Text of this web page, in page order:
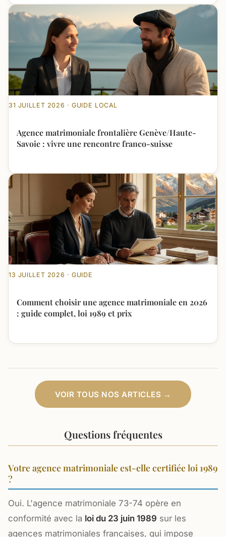
31 JUILLET 2026 · GUIDE LOCAL
Agence matrimoniale frontalière Genève/Haute-
Savoie : vivre une rencontre franco-suisse
13 JUILLET 2026 · GUIDE
Comment choisir une agence matrimoniale en 2026
: guide complet, loi 1989 et prix
VOIR TOUS NOS ARTICLES →
Questions fréquentes
Votre agence matrimoniale est-elle certifiée loi 1989
?
Oui. L'agence matrimoniale 73-74 opère en
conformité avec la loi du 23 juin 1989 sur les
agences matrimoniales françaises, qui impose